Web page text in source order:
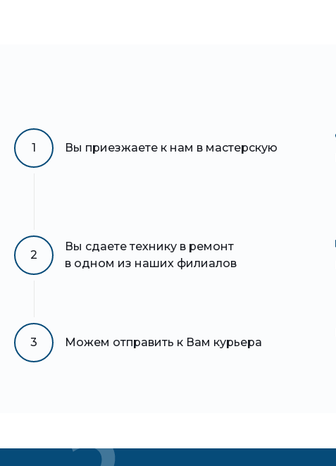
1 Вы приезжаете к нам в мастерскую
2
Вы сдаете технику в ремонт
в одном из наших филиалов
3 Можем отправить к Вам курьера